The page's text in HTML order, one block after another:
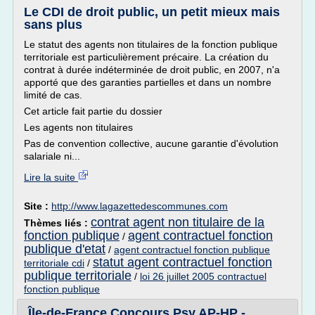
Le CDI de droit public, un petit mieux mais
sans plus
Le statut des agents non titulaires de la fonction publique
territoriale est particulièrement précaire. La création du
contrat à durée indéterminée de droit public, en 2007, n'a
apporté que des garanties partielles et dans un nombre
limité de cas.
Cet article fait partie du dossier
Les agents non titulaires
Pas de convention collective, aucune garantie d'évolution
salariale ni...
Lire la suite
Site : http://www.lagazettedescommunes.com
Thèmes liés : contrat agent non titulaire de la
fonction publique / agent contractuel fonction
publique d'etat / agent contractuel fonction publique
territoriale cdi / statut agent contractuel fonction
publique territoriale / loi 26 juillet 2005 contractuel
fonction publique